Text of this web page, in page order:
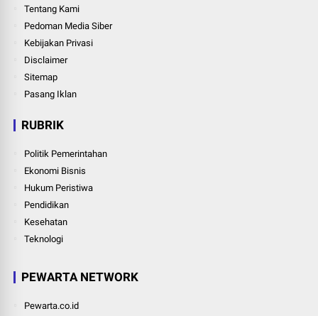
Tentang Kami
Pedoman Media Siber
Kebijakan Privasi
Disclaimer
Sitemap
Pasang Iklan
RUBRIK
Politik Pemerintahan
Ekonomi Bisnis
Hukum Peristiwa
Pendidikan
Kesehatan
Teknologi
PEWARTA NETWORK
Pewarta.co.id